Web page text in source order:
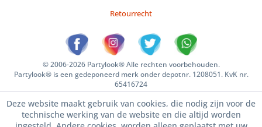
Retourrecht
© 2006-2026 Partylook® Alle rechten voorbehouden.
Partylook® is een gedeponeerd merk onder depotnr. 1208051. KvK nr.
65416724
Deze website maakt gebruik van cookies, die nodig zijn voor de
technische werking van de website en die altijd worden